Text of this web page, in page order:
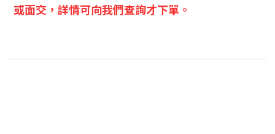
或面交，詳情可向我們查詢才下單。